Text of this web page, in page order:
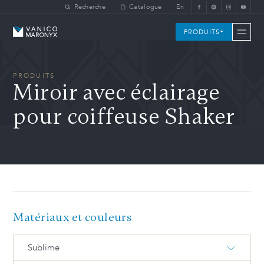
Skip to main contentRecherche Catalogue En
Vanico-Maronyx PRODUITS
PRODUITS
Miroir avec éclairage
pour coiffeuse Shaker
Matériaux et couleurs
Sublime